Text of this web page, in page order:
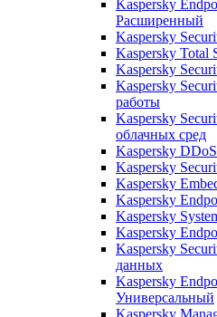
Kaspersky
Расширенный
Kaspersky
Kaspersky Total
Kaspersky
Kaspersky
работы
Kaspersky
облачных сред
Kaspersky
Kaspersky
Kaspersky
Kaspersky
Kaspersky
Kaspersky
Kaspersky
данных
Kaspersky
Универсальный
Kaspersky